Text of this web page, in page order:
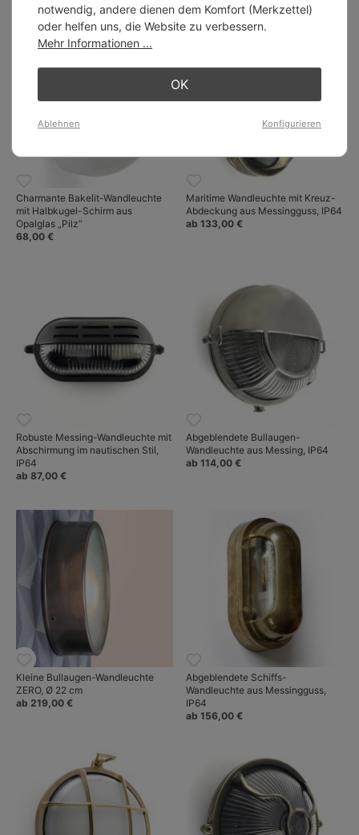
Charmante Bakelit-Wandleuchte
mit Halbkugel-Schirm aus
Opalglas „Pilz“
68,00 €
Maritime Wandleuchte mit Kreuz-
Abdeckung aus Messingguss, IP64
ab 133,00 €
Robuste Messing-Wandleuchte mit
Abschirmung im nautischen Stil,
IP64
ab 87,00 €
Abgeblendete Bullaugen-
Wandleuchte aus Messing, IP64
ab 114,00 €
Kleine Bullaugen-Wandleuchte
ZERO, Ø 22 cm
ab 219,00 €
Abgeblendete Schiffs-
Wandleuchte aus Messingguss,
IP64
ab 156,00 €
notwendig, andere dienen dem Komfort (Merkzettel)
oder helfen uns, die Website zu verbessern.
Mehr Informationen ...
OK
Ablehnen Konfigurieren